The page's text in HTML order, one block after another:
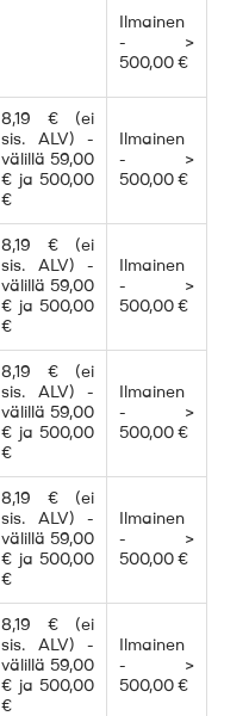
Ilmainen
- >
500,00 €
8,19 € (ei
sis. ALV) -
välillä 59,00
€ ja 500,00
€
Ilmainen
- >
500,00 €
8,19 € (ei
sis. ALV) -
välillä 59,00
€ ja 500,00
€
Ilmainen
- >
500,00 €
8,19 € (ei
sis. ALV) -
välillä 59,00
€ ja 500,00
€
Ilmainen
- >
500,00 €
8,19 € (ei
sis. ALV) -
välillä 59,00
€ ja 500,00
€
Ilmainen
- >
500,00 €
8,19 € (ei
sis. ALV) -
välillä 59,00
€ ja 500,00
€
Ilmainen
- >
500,00 €